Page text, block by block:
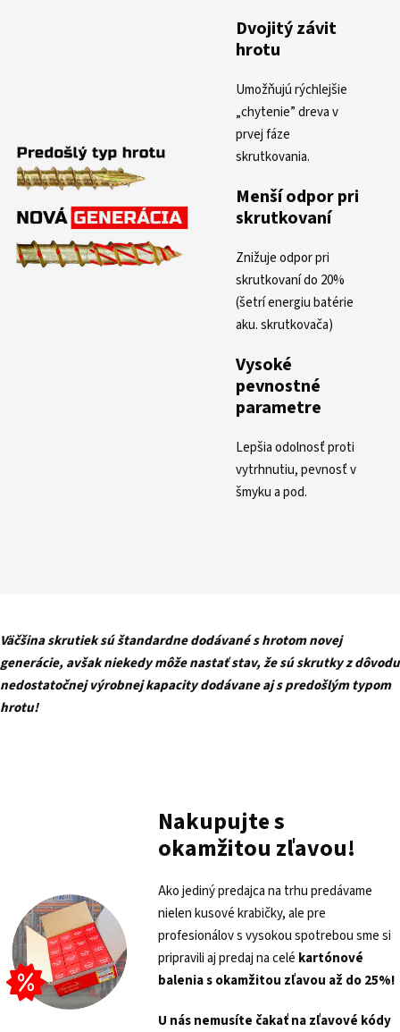
Dvojitý závit
hrotu
Umožňujú rýchlejšie
„chytenie” dreva v
prvej fáze
skrutkovania.
Menší odpor pri
skrutkovaní
Znižuje odpor pri
skrutkovaní do 20%
(šetrí energiu batérie
aku. skrutkovača)
Vysoké
pevnostné
parametre
Lepšia odolnosť proti
vytrhnutiu, pevnosť v
šmyku a pod.
Väčšina skrutiek sú štandardne dodávané s hrotom novej
generácie, avšak niekedy môže nastať stav, že sú skrutky z dôvodu
nedostatočnej výrobnej kapacity dodávane aj s predošlým typom
hrotu!
Nakupujte s
okamžitou zľavou!
Ako jediný predajca na trhu predávame
nielen kusové krabičky, ale pre
profesionálov s vysokou spotrebou sme si
pripravili aj predaj na celé kartónové
balenia sokamžitou zľavou až do 25%!
U nás nemusíte čakať na zľavové kódy